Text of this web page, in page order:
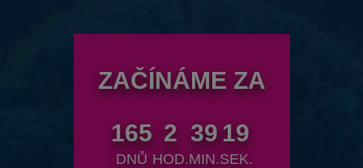
ZAČÍNÁME ZA
165
DNŮ
2
HOD.
39
MIN.
17
SEK.